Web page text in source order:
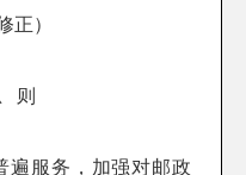
正）
则
遍服务，加强对邮政